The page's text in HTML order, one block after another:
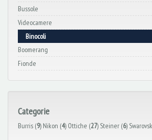
Bussole
Videocamere
Binocoli
Boomerang
Fionde
Categorie
Burris (9) Nikon (4) Ottiche (27) Steiner (6)